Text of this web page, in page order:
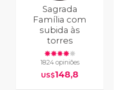
Sagrada
Família com
subida às
torres
1824 opiniões
US$148,8